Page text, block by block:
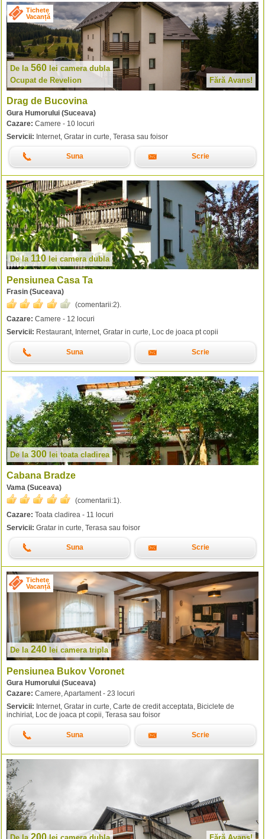
Tichete
Vacanță
De la 560 lei camera dubla
Ocupat de Revelion
Fără Avans!
Drag de Bucovina
Gura Humorului (Suceava)
Cazare: Camere - 10 locuri
Servicii: Internet, Gratar in curte, Terasa sau foisor
Suna Scrie
De la 110 lei camera dubla
Pensiunea Casa Ta
Frasin (Suceava)
(comentarii:2).
Cazare: Camere - 12 locuri
Servicii: Restaurant, Internet, Gratar in curte, Loc de joaca pt copii
Suna Scrie
De la 300 leitoata cladirea
Cabana Bradze
Vama (Suceava)
(comentarii:1).
Cazare: Toata cladirea - 11 locuri
Servicii: Gratar in curte, Terasa sau foisor
Suna Scrie
Tichete
Vacanță
De la 240 leicamera tripla
Pensiunea Bukov Voronet
Gura Humorului (Suceava)
Cazare: Camere, Apartament - 23 locuri
Servicii: Internet, Gratar in curte, Carte de credit acceptata, Biciclete de
inchiriat, Loc de joaca pt copii, Terasa sau foisor
Suna Scrie
200